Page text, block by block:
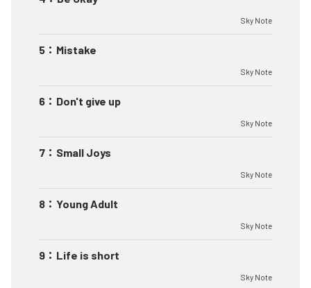
Sky Note
5 ： Mistake
Sky Note
6 ： Don't give up
Sky Note
7 ： Small Joys
Sky Note
8 ： Young Adult
Sky Note
9 ： Life is short
Sky Note